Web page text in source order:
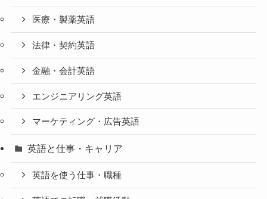
医療・製薬英語
法律・契約英語
金融・会計英語
エンジニアリング英語
マーケティング・広告英語
英語と仕事・キャリア
英語を使う仕事・職種